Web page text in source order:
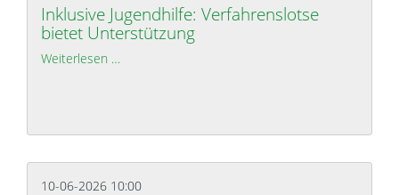
Inklusive Jugendhilfe: Verfahrenslotse
bietet Unterstützung
Weiterlesen …
10-06-2026 10:00